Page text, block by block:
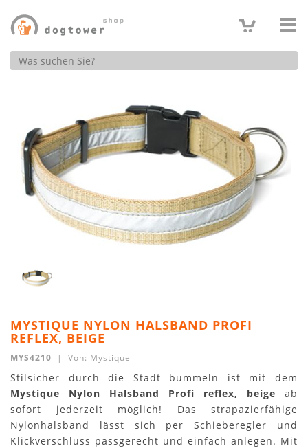
Produktsuche
MYSTIQUE NYLON HALSBAND PROFI
REFLEX, BEIGE
MYS4210 | Von: Mystique
Stilsicher durch die Stadt bummeln ist mit dem
Mystique Nylon Halsband Profi reflex, beige ab
sofort jederzeit möglich! Das strapazierfähige
Nylonhalsband lässt sich per Schieberegler und
Klickverschluss passgerecht und einfach anlegen. Mit